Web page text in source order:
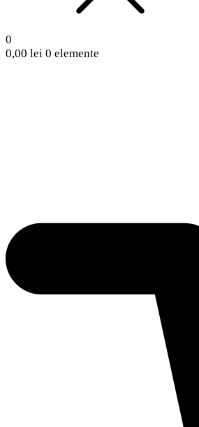
0
0,00 lei 0 elemente